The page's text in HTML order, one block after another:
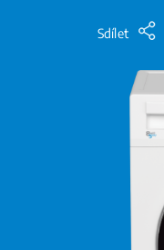
Sdílet